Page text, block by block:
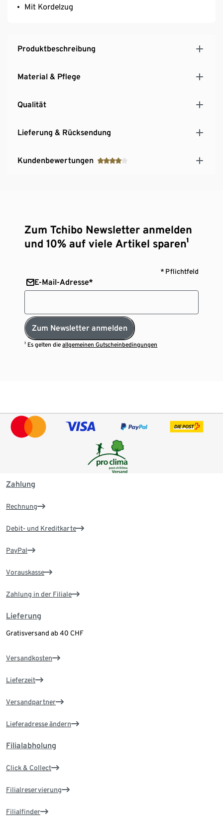
Mit Kordelzug
Produktbeschreibung
Material & Pflege
Qualität
Lieferung & Rücksendung
Kundenbewertungen
Zum Tchibo Newsletter anmelden
und 10% auf viele Artikel sparen¹
* Pflichtfeld
E-Mail-Adresse*
Zum Newsletter anmelden
¹ Es gelten dieallgemeinen Gutscheinbedingungen
Zahlung
Rechnung
Debit- und Kreditkarte
PayPal
Vorauskasse
Zahlung in der Filiale
Lieferung
Gratisversand ab 40 CHF
Versandkosten
Lieferzeit
Versandpartner
Lieferadresse ändern
Filialabholung
Click & Collect
Filialreservierung
Filialfinder